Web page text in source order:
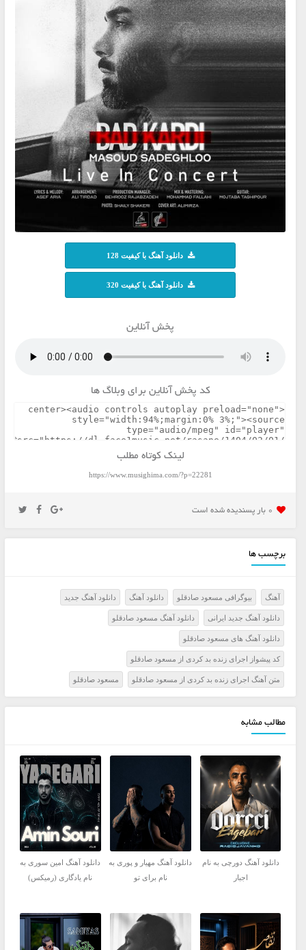
دانلود آهنگ با کیفیت 128
دانلود آهنگ با کیفیت 320
پخش آنلاین
کد پخش آنلاین برای وبلاگ ها
لینک کوتاه مطلب
https://www.musighima.com/?p=22281
0 بار پسنديده شده است
برچسب ها
آهنگ بیوگرافی مسعود صادقلو دانلود آهنگ دانلود آهنگ جدید
دانلود آهنگ جدید ایرانی دانلود آهنگ مسعود صادقلو
دانلود آهنگ های مسعود صادقلو
کد پیشواز اجرای زنده بد کردی از مسعود صادقلو
متن آهنگ اجرای زنده بد کردی از مسعود صادقلو مسعود صادقلو
مطالب مشابه
دانلود آهنگ دورچی به نام
اجبار
دانلود آهنگ مهیار و پوری به
نام برای تو
دانلود آهنگ امین سوری به
نام یادگاری (رمیکس)